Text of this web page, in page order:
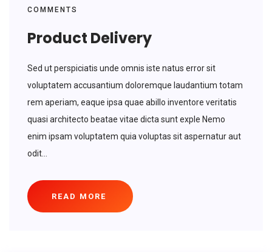
COMMENTS
Product Delivery
Sed ut perspiciatis unde omnis iste natus error sit
voluptatem accusantium doloremque laudantium totam
rem aperiam, eaque ipsa quae abillo inventore veritatis
quasi architecto beatae vitae dicta sunt exple Nemo
enim ipsam voluptatem quia voluptas sit aspernatur aut
odit...
READ MORE